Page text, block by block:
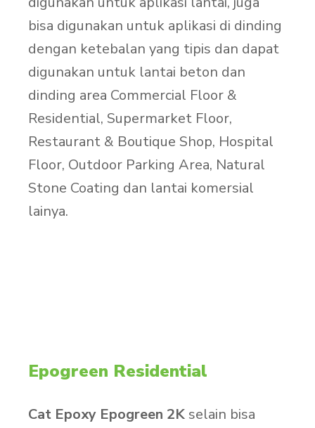
bisa digunakan untuk aplikasi di dinding
dengan ketebalan yang tipis dan dapat
digunakan untuk lantai beton dan
dinding area Commercial Floor &
Residential, Supermarket Floor,
Restaurant & Boutique Shop, Hospital
Floor, Outdoor Parking Area, Natural
Stone Coating dan lantai komersial
lainya.
Epogreen Residential
Cat Epoxy Epogreen 2K selain bisa